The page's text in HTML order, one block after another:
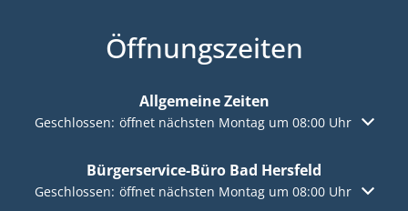
Öffnungszeiten
Allgemeine Zeiten
Klicken, um weitere Öffnungs- oder Schließzeiten
Geschlossen: öffnet nächsten Montag um 08:00 Uhr
Bürgerservice-Büro Bad Hersfeld
Klicken, um weitere Öffnungs- oder Schließzeiten
Geschlossen: öffnet nächsten Montag um 08:00 Uhr